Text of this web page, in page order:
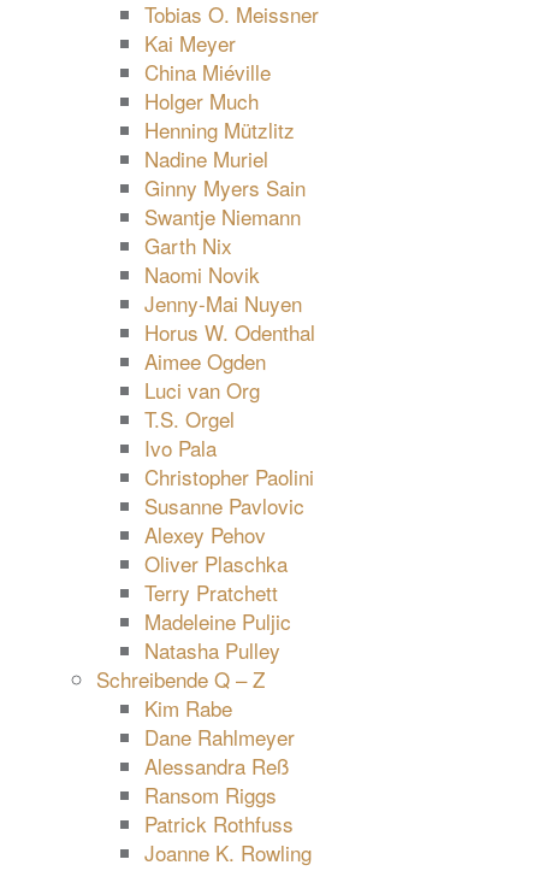
Tobias O. Meissner
Kai Meyer
China Miéville
Holger Much
Henning Mützlitz
Nadine Muriel
Ginny Myers Sain
Swantje Niemann
Garth Nix
Naomi Novik
Jenny-Mai Nuyen
Horus W. Odenthal
Aimee Ogden
Luci van Org
T.S. Orgel
Ivo Pala
Christopher Paolini
Susanne Pavlovic
Alexey Pehov
Oliver Plaschka
Terry Pratchett
Madeleine Puljic
Natasha Pulley
Schreibende Q – Z
Kim Rabe
Dane Rahlmeyer
Alessandra Reß
Ransom Riggs
Patrick Rothfuss
Joanne K. Rowling